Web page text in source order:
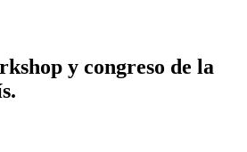
y congreso de la